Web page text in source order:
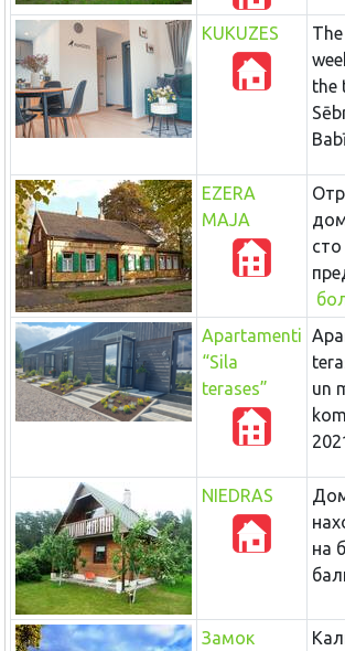
KUKUZES
The
the
EZERA
MAJA
Apartamenti
“Sila
terases”
un
NIEDRAS
на
Замок